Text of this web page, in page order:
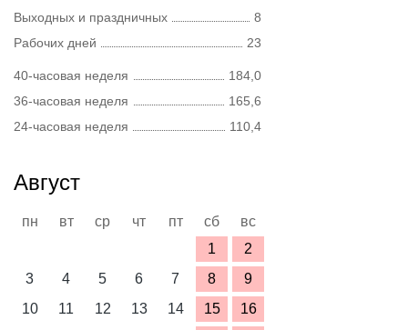
Выходных и праздничных
8
Рабочих дней
23
40-часовая неделя
184,0
36-часовая неделя
165,6
24-часовая неделя
110,4
Август
пн вт ср чт пт сб
вс
1
2
3
4 5 6 7 8
9
10
11 12 13 14 15
16